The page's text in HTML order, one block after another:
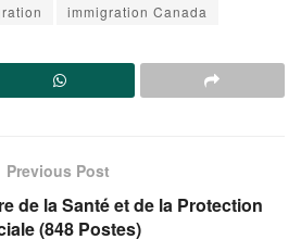
immigration Canada
Previous Post
de la Santé et de la Protection
(848 Postes)